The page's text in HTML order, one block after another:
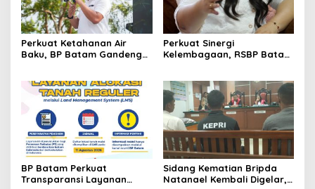
Perkuat Ketahanan Air
Baku, BP Batam Gandeng
Bendungan Sei Nongsa
Perkuat Sinergi
Kelembagaan, RSBP Batam
Ketersediaan Obat Aman
BP Batam Perkuat
Transparansi Layanan
Sidang Kematian Bripda
Natanael Kembali Digelar,